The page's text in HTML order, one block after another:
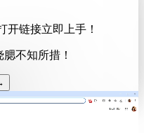
开链接立即上手！
不知所措！